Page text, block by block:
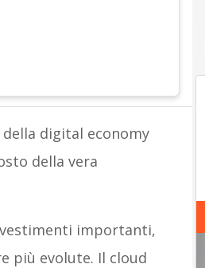
digital economy
della vera
importanti,
più evolute. Il cloud